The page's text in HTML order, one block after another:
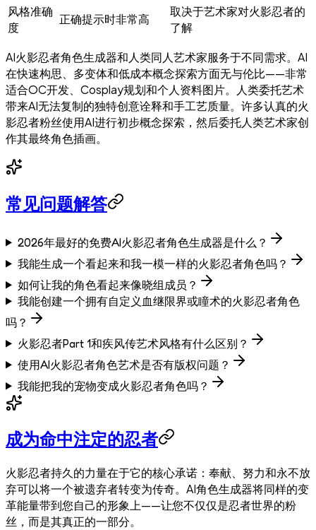
风格准确
度
正确提示时非常高
取决于艺术家对火影忍者的
了解
AI火影忍者角色生成器和人类同人艺术家服务于不同需求。AI
在快速构思、多变体和低成本概念探索方面无与伦比——非常
适合OC开发、Cosplay规划和个人资料图片。人类委托艺术
带来AI无法复制的独特创意诠释和手工艺质量。许多认真的火
影忍者粉丝使用AI进行初步概念探索，然后委托人类艺术家创
作其最终角色插画。
常见问题解答
2026年最好的免费AI火影忍者角色生成器是什么？
我能生成一个看起来和我一模一样的火影忍者角色吗？
如何让我的角色看起来像晓组成员？
我能创建一个拥有自定义血继限界或瞳术的火影忍者角色
吗？
火影忍者Part 1和疾风传艺术风格有什么区别？
使用AI火影忍者角色艺术是否有版权问题？
我能把我的宠物变成火影忍者角色吗？
成为命中注定的忍者
火影忍者持久的力量在于它的核心承诺：奉献、努力和永不放
弃可以将一个被遗弃者转变为传奇。AI角色生成器将同样的变
革能量带到您自己的形象上——让您不仅仅是忍者世界的粉
丝，而是其真正的一部分。